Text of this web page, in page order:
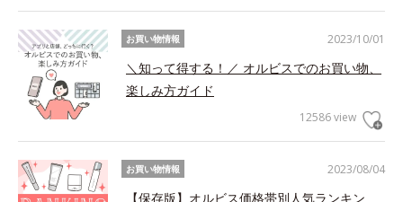
2023/10/01
お買い物情報
＼知って得する！／ オルビスでのお買い物、
楽しみ方ガイド
12586 view
2023/08/04
お買い物情報
【保存版】オルビス価格帯別人気ランキン